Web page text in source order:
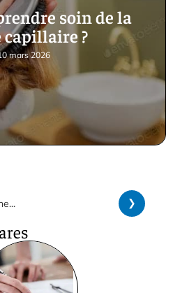
soin de la
capillaire ?
mars 2026